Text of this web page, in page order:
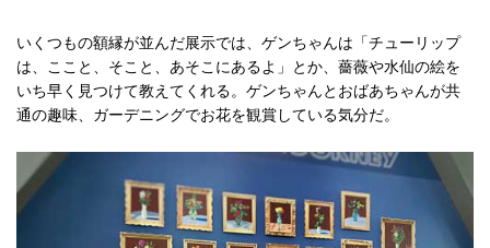
いくつもの額縁が並んだ展示では、ゲンちゃんは「チューリップ
は、ここと、そこと、あそこにあるよ」とか、薔薇や水仙の絵を
いち早く見つけて教えてくれる。ゲンちゃんとおばあちゃんが共
通の趣味、ガーデニングでお花を観賞している気分だ。